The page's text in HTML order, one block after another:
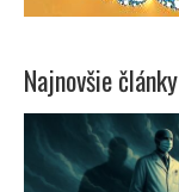
Najnovšie články